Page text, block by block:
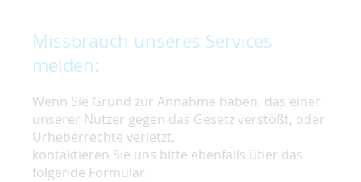
Missbrauch unseres Services
melden:
Wenn Sie Grund zur Annahme haben, das einer
unserer Nutzer gegen das Gesetz verstößt, oder
Urheberrechte verletzt,
kontaktieren Sie uns bitte ebenfalls über das
folgende Formular.